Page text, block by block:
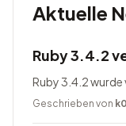
Aktuelle
Ruby 3.4.2
Ruby 3.4.2
Geschrieben von